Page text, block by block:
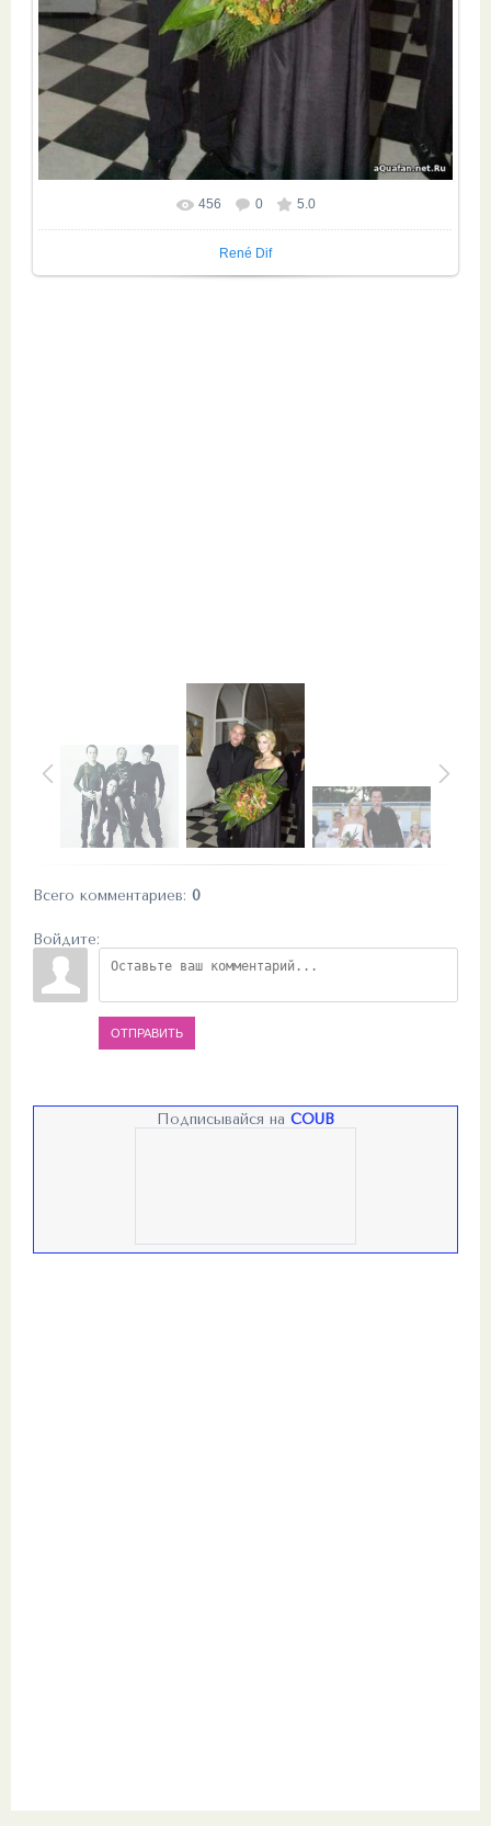
Размер фотографии: 620x945
456 0 5.0
René Dif
Всего комментариев: 0
Войдите:
ОТПРАВИТЬ
Подписывайся на COUB